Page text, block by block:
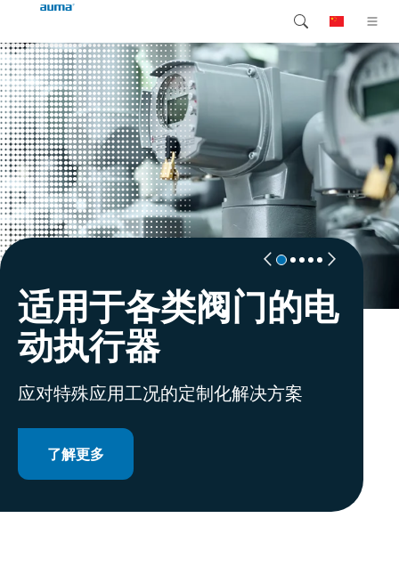
产品介绍
解决方案
下载
服务支持
联系我们
Global
欧洲
亚太地区
北美
搜索
适用于各类阀门的电
动执行器
应对特殊应用工况的定制化解决方案
了解更多
可持续性发展与创新
电动执行器专家
全球服务
设备全生命周期的服务与咨询
AUMA 职业发
展
提供机会，创造未来！
Mehr erfahren
解决方案
以客户为中心的细分市场应用解决方案